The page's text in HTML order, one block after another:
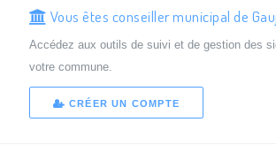
Vous êtes conseiller municipal de
Accédez aux outils de suivi et de gestion des
votre commune.
CRÉER UN COMPTE